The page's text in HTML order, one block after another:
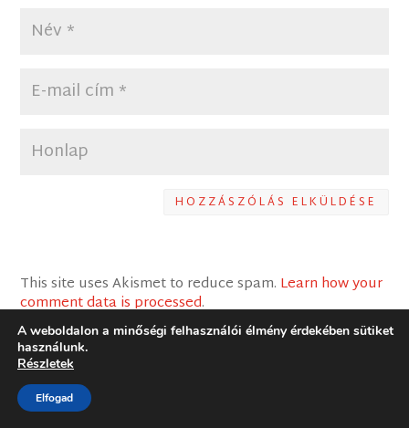
HOZZÁSZÓLÁS ELKÜLDÉSE
This site uses Akismet to reduce spam. Learn how your
comment data is processed.
ARCHÍVUM
A weboldalon a minőségi felhasználói élmény érdekében sütiket
használunk.
Részletek
Elfogad